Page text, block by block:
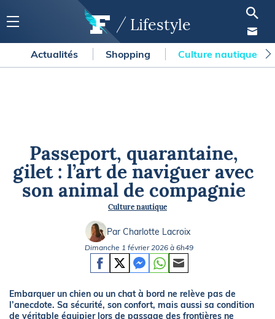
Lifestyle
Actualités Shopping Culture nautique
Passeport, quarantaine,
gilet : l’art de naviguer avec
son animal de compagnie
Culture nautique
Par Charlotte Lacroix
Dimanche 1 février 2026 à 6h49
Embarquer un chien ou un chat à bord ne relève pas de
l’anecdote. Sa sécurité, son confort, mais aussi sa condition
de véritable équipier lors de passage des frontières ne